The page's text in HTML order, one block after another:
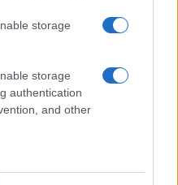
storage
storage
authentication
and other
rápidas y deliciosas